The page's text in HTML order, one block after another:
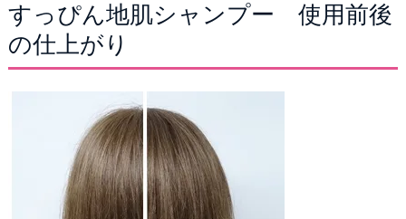
すっぴん地肌シャンプー 使用前後
の仕上がり